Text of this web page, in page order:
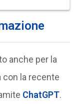
anche per la
con la recente
ChatGPT.